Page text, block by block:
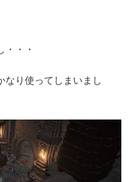
・・・
なり使ってしまいまし